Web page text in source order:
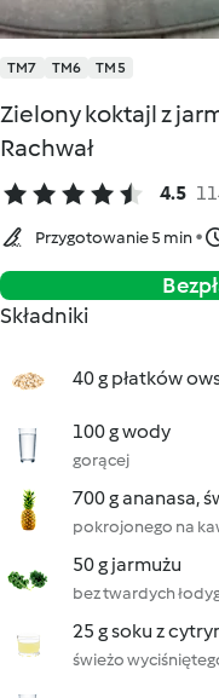
TM7 TM6 TM5
Zielony koktajl z
Rachwał
4.5
Przygotowanie 5 min
Składniki
40 g płatków
100 g wody
gorącej
700 g ananasa,
pokrojonego na
50 g jarmużu
bez twardych
25 g soku z
świeżo